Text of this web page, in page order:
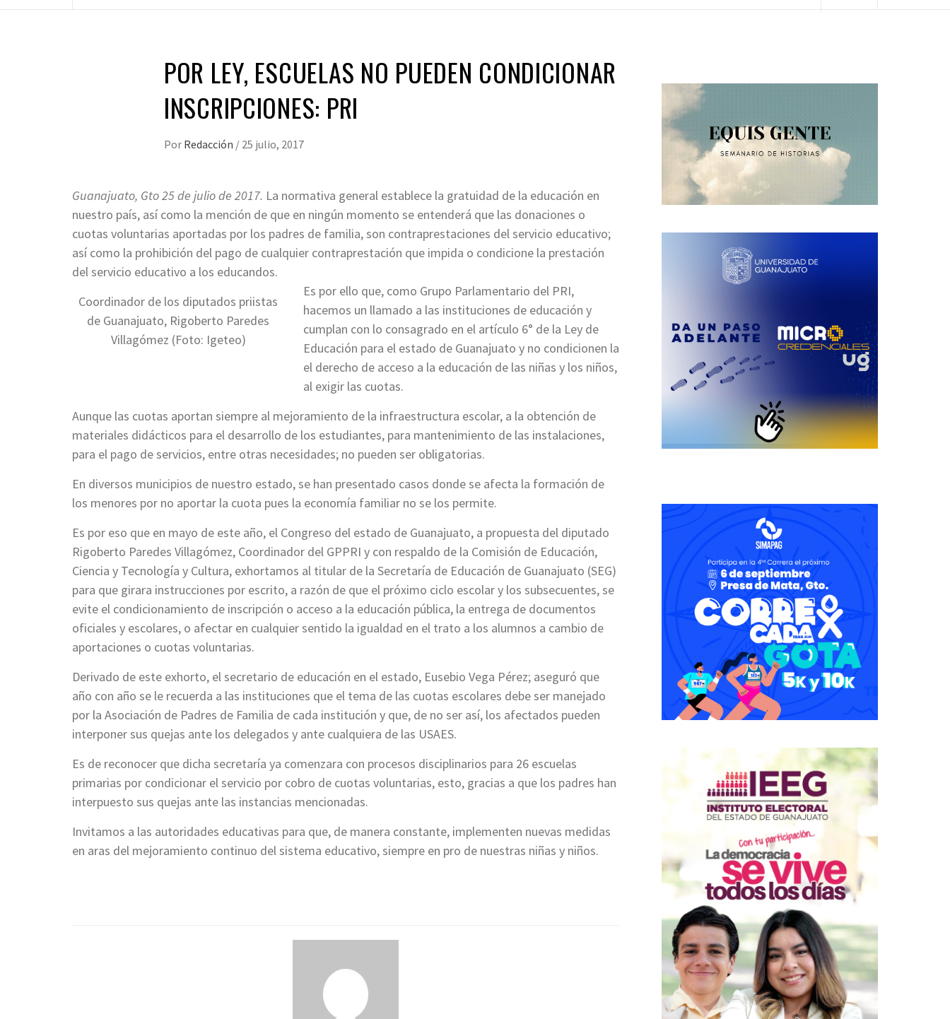
POR LEY, ESCUELAS NO PUEDEN CONDICIONAR
INSCRIPCIONES: PRI
Por Redacción / 25 julio, 2017
Guanajuato, Gto 25 de julio de 2017. La normativa general establece la gratuidad de la educación en
nuestro país, así como la mención de que en ningún momento se entenderá que las donaciones o
cuotas voluntarias aportadas por los padres de familia, son contraprestaciones del servicio educativo;
así como la prohibición del pago de cualquier contraprestación que impida o condicione la prestación
del servicio educativo a los educandos.
Coordinador de los diputados priistas
de Guanajuato, Rigoberto Paredes
Villagómez (Foto: Igeteo)
Es por ello que, como Grupo Parlamentario del PRI,
hacemos un llamado a las instituciones de educación y
cumplan con lo consagrado en el artículo 6° de la Ley de
Educación para el estado de Guanajuato y no condicionen la
el derecho de acceso a la educación de las niñas y los niños,
al exigir las cuotas.
Aunque las cuotas aportan siempre al mejoramiento de la infraestructura escolar, a la obtención de
materiales didácticos para el desarrollo de los estudiantes, para mantenimiento de las instalaciones,
para el pago de servicios, entre otras necesidades; no pueden ser obligatorias.
En diversos municipios de nuestro estado, se han presentado casos donde se afecta la formación de
los menores por no aportar la cuota pues la economía familiar no se los permite.
Es por eso que en mayo de este año, el Congreso del estado de Guanajuato, a propuesta del diputado
Rigoberto Paredes Villagómez, Coordinador del GPPRI y con respaldo de la Comisión de Educación,
Ciencia y Tecnología y Cultura, exhortamos al titular de la Secretaría de Educación de Guanajuato (SEG)
para que girara instrucciones por escrito, a razón de que el próximo ciclo escolar y los subsecuentes, se
evite el condicionamiento de inscripción o acceso a la educación pública, la entrega de documentos
oficiales y escolares, o afectar en cualquier sentido la igualdad en el trato a los alumnos a cambio de
aportaciones o cuotas voluntarias.
Derivado de este exhorto, el secretario de educación en el estado, Eusebio Vega Pérez; aseguró que
año con año se le recuerda a las instituciones que el tema de las cuotas escolares debe ser manejado
por la Asociación de Padres de Familia de cada institución y que, de no ser así, los afectados pueden
interponer sus quejas ante los delegados y ante cualquiera de las USAES.
Es de reconocer que dicha secretaría ya comenzara con procesos disciplinarios para 26 escuelas
primarias por condicionar el servicio por cobro de cuotas voluntarias, esto, gracias a que los padres han
interpuesto sus quejas ante las instancias mencionadas.
Invitamos a las autoridades educativas para que, de manera constante, implementen nuevas medidas
en aras del mejoramiento continuo del sistema educativo, siempre en pro de nuestras niñas y niños.